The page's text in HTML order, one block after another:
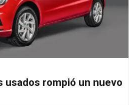
usados rompió un nuevo